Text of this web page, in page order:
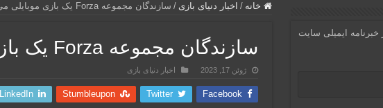
خانه / اخبار دنیای بازی / سازندگان مجموعه Forza یک بازی موبایلی می‌سازند
سازندگان مجموعه Forza یک بازی موبایلی می‌سازند
ژوئن 17, 2023 اخبار دنیای بازی
Facebook
Twitter
Stumbleupon
LinkedIn
خبرنامه ایمیلی سایت